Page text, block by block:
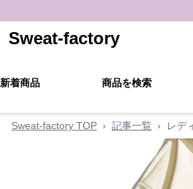
Sweat-factory
新着商品 商品を検索
Sweat-factory TOP › 記事一覧 › レデ